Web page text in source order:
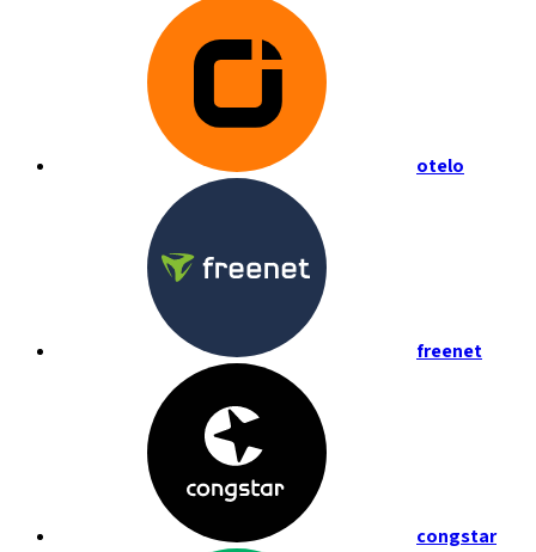
otelo
freenet
congstar